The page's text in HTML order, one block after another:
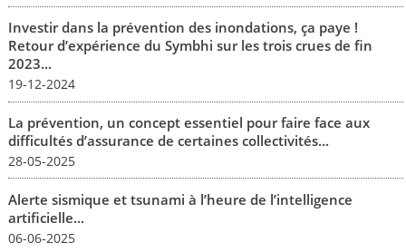
Investir dans la prévention des inondations, ça paye !
Retour d’expérience du Symbhi sur les trois crues de fin
2023...
19-12-2024
La prévention, un concept essentiel pour faire face aux
difficultés d’assurance de certaines collectivités...
28-05-2025
Alerte sismique et tsunami à l’heure de l’intelligence
artificielle...
06-06-2025